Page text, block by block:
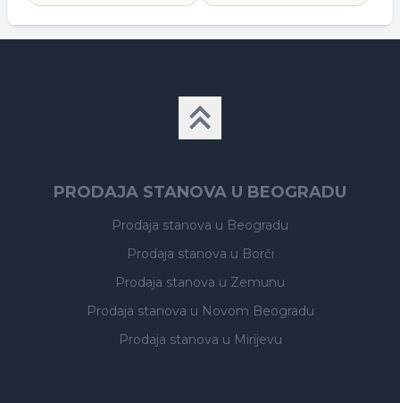
PRODAJA STANOVA U BEOGRADU
Prodaja stanova u Beogradu
Prodaja stanova u Borči
Prodaja stanova u Zemunu
Prodaja stanova u Novom Beogradu
Prodaja stanova u Mirijevu